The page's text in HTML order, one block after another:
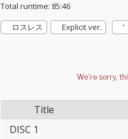
Total runtime: 85:46
ロスレス
Explicit ver.
Title
DISC 1